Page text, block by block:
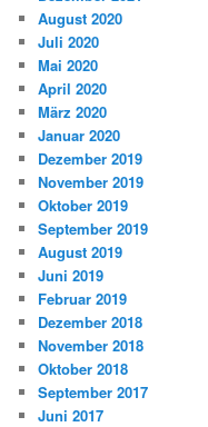
August 2020
Juli 2020
Mai 2020
April 2020
März 2020
Januar 2020
Dezember 2019
November 2019
Oktober 2019
September 2019
August 2019
Juni 2019
Februar 2019
Dezember 2018
November 2018
Oktober 2018
September 2017
Juni 2017